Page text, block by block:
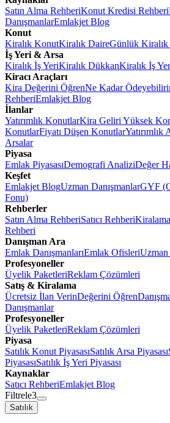
Satın Alma RehberiKonut Kredisi Rehberi
DanışmanlarEmlakjet Blog
Konut
Kiralık KonutKiralık DaireGünlük
İş Yeri & Arsa
Kiralık İş YeriKiralık DükkanKiralık İş
Kiracı Araçları
Kira Değerini ÖğrenNe Kadar
RehberiEmlakjet Blog
İlanlar
Yatırımlık KonutlarKira Geliri Yüksek
KonutlarFiyatı Düşen KonutlarYatırımlık
Arsalar
Piyasa
Emlak PiyasasıDemografi AnaliziDeğer
Keşfet
Emlakjet BlogUzman DanışmanlarGYF
Fonu)
Rehberler
Satın Alma RehberiSatıcı Rehberi
Rehberi
Danışman Ara
Emlak DanışmanlarıEmlak OfisleriUzman
Profesyoneller
Üyelik PaketleriReklam Çözümleri
Satış & Kiralama
Ücretsiz İlan VerinDeğerini Öğren
Danışmanlar
Profesyoneller
Üyelik PaketleriReklam Çözümleri
Piyasa
Satılık Konut PiyasasıSatılık Arsa Piyasası
PiyasasıSatılık İş Yeri Piyasası
Kaynaklar
Satıcı RehberiEmlakjet Blog
Filtrele3
Satılık